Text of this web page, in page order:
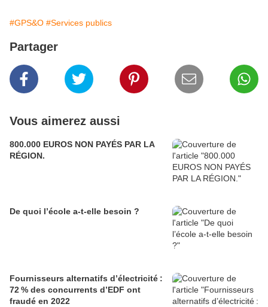
#GPS&O #Services publics
Partager
Vous aimerez aussi
800.000 EUROS NON PAYÉS PAR LA
RÉGION.
De quoi l’école a-t-elle besoin ?
Fournisseurs alternatifs d’électricité :
72 % des concurrents d’EDF ont
fraudé en 2022